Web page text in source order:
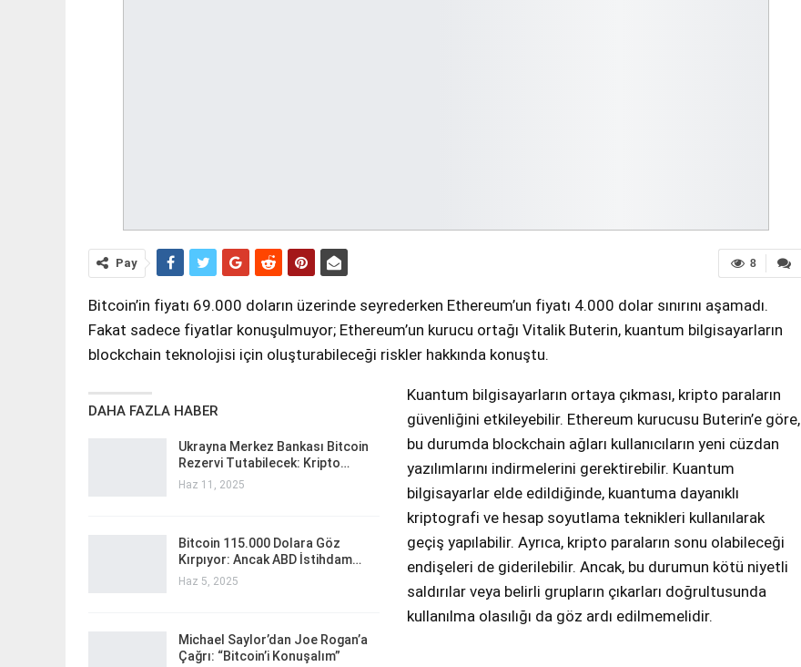
8
Pay
Bitcoin’in fiyatı 69.000 doların üzerinde seyrederken Ethereum’un fiyatı 4.000 dolar sınırını aşamadı.
Fakat sadece fiyatlar konuşulmuyor; Ethereum’un kurucu ortağı Vitalik Buterin, kuantum bilgisayarların
blockchain teknolojisi için oluşturabileceği riskler hakkında konuştu.
DAHA FAZLA HABER
Ukrayna Merkez Bankası Bitcoin
Rezervi Tutabilecek: Kripto…
Haz 11, 2025
Bitcoin 115.000 Dolara Göz
Kırpıyor: Ancak ABD İstihdam…
Haz 5, 2025
Michael Saylor’dan Joe Rogan’a
Çağrı: “Bitcoin’i Konuşalım”
Kuantum bilgisayarların ortaya çıkması, kripto paraların
güvenliğini etkileyebilir. Ethereum kurucusu Buterin’e göre,
bu durumda blockchain ağları kullanıcıların yeni cüzdan
yazılımlarını indirmelerini gerektirebilir. Kuantum
bilgisayarlar elde edildiğinde, kuantuma dayanıklı
kriptografi ve hesap soyutlama teknikleri kullanılarak
geçiş yapılabilir. Ayrıca, kripto paraların sonu olabileceği
endişeleri de giderilebilir. Ancak, bu durumun kötü niyetli
saldırılar veya belirli grupların çıkarları doğrultusunda
kullanılma olasılığı da göz ardı edilmemelidir.